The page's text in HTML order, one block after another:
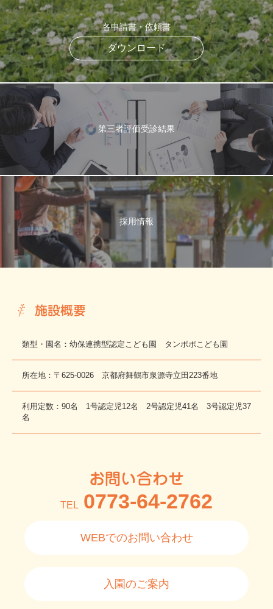
施設概要
類型・園名：幼保連携型認定こども園 タンポポこども園
所在地：〒625-0026 京都府舞鶴市泉源寺立田223番地
利用定数：90名 1号認定児12名 2号認定児41名 3号認定児37
名
お問い合わせ
TEL 0773-64-2762
WEBでのお問い合わせ
入園のご案内
各申請書・依頼書
ダウンロード
第三者評価受診結果
採用情報